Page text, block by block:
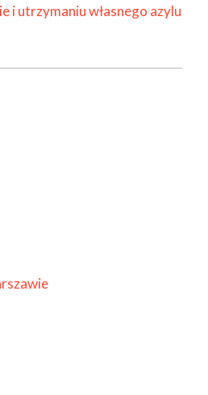
i utrzymaniu własnego azylu